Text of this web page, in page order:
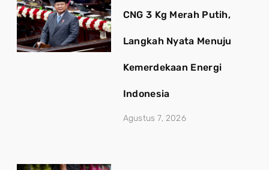
CNG 3 Kg Merah Putih,
Langkah Nyata Menuju
Kemerdekaan Energi
Indonesia
Agustus 7, 2026